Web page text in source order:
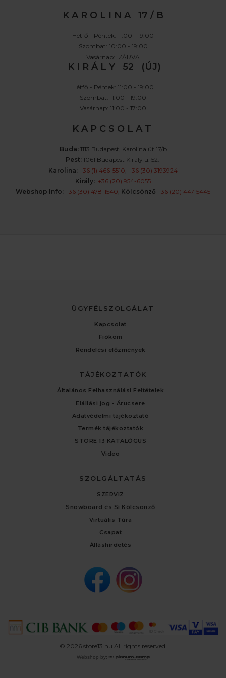
K A R O L I N A 17 / B
Hétfő - Péntek: 11:00 - 19:00
Szombat: 10:00 - 19:00
Vasárnap: ZÁRVA
K I R Á L Y 52 (ÚJ)
Hétfő - Péntek: 11:00 - 19:00
Szombat: 11:00 - 19:00
Vasárnap: 11:00 - 17:00
K A P C S O L A T
Buda: 1113 Budapest, Karolina út 17/b
Pest: 1061 Budapest Király u. 52.
Karolina: +36 (1) 466-5510 +36 (30) 3193924
Király: +36 (20) 954-6055
Webshop Info: +36 (30) 478-1540 Kölcsönző +36 (20) 447-5445
ÜGYFÉLSZOLGÁLAT
Kapcsolat
Fiókom
Rendelési előzmények
TÁJÉKOZTATÓK
Általános Felhasználási Feltételek
Elállási jog - Árucsere
Adatvédelmi tájékoztató
Termék tájékoztatók
STORE 13 KATALÓGUS
Video
SZOLGÁLTATÁS
SZERVIZ
Snowboard és Sí Kölcsönző
Virtuális Túra
Csapat
Álláshirdetés
© 2026 store13.hu All rights reserved.
Webshop by: